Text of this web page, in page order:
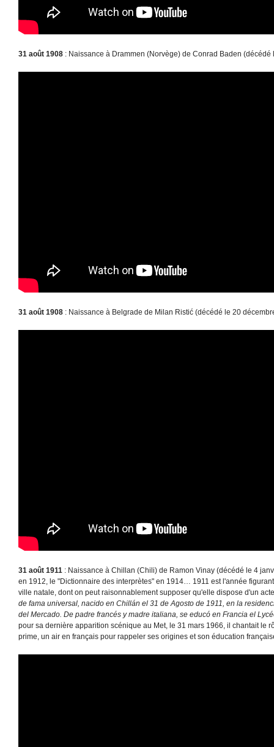
31 août 1908 : Naissance à Drammen (Norvège) de Conrad Baden (décédé
31 août 1908 : Naissance à Belgrade de Milan Ristić (décédé le 20
31 août 1911 : Naissance à Chillan (Chili) de Ramon Vinay (décédé le 4
en 1912, le "Dictionnaire des interprètes" en 1914… 1911 est l'année
ville natale, dont on peut raisonnablement supposer qu'elle dispose d'un
de fama universal, nacido en Chillán el 31 de Agosto de 1911, en la
del Mercado. De padre francés y madre italiana, se educó en Francia el
pour sa dernière apparition scénique au Met, le 31 mars 1966, il chantait le
prime, un air en français pour rappeler ses origines et son éducation